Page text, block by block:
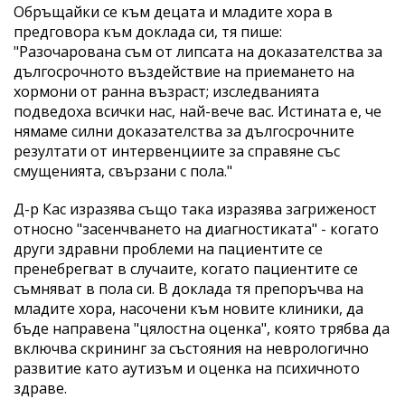
Обръщайки се към децата и младите хора в
предговора към доклада си, тя пише:
"Разочарована съм от липсата на доказателства за
дългосрочното въздействие на приемането на
хормони от ранна възраст; изследванията
подведоха всички нас, най-вече вас. Истината е, че
нямаме силни доказателства за дългосрочните
резултати от интервенциите за справяне със
смущенията, свързани с пола."
Д-р Кас изразява също така изразява загриженост
относно "засенчването на диагностиката" - когато
други здравни проблеми на пациентите се
пренебрегват в случаите, когато пациентите се
съмняват в пола си. В доклада тя препоръчва на
младите хора, насочени към новите клиники, да
бъде направена "цялостна оценка", която трябва да
включва скрининг за състояния на неврологично
развитие като аутизъм и оценка на психичното
здраве.